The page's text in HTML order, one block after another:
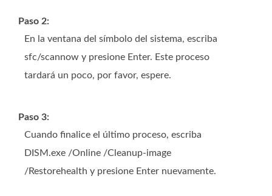
Paso 2:
En la ventana del símbolo del sistema, escriba
sfc/scannow y presione Enter. Este proceso
tardará un poco, por favor, espere.
Paso 3:
Cuando finalice el último proceso, escriba
DISM.exe /Online /Cleanup-image
/Restorehealth y presione Enter nuevamente.